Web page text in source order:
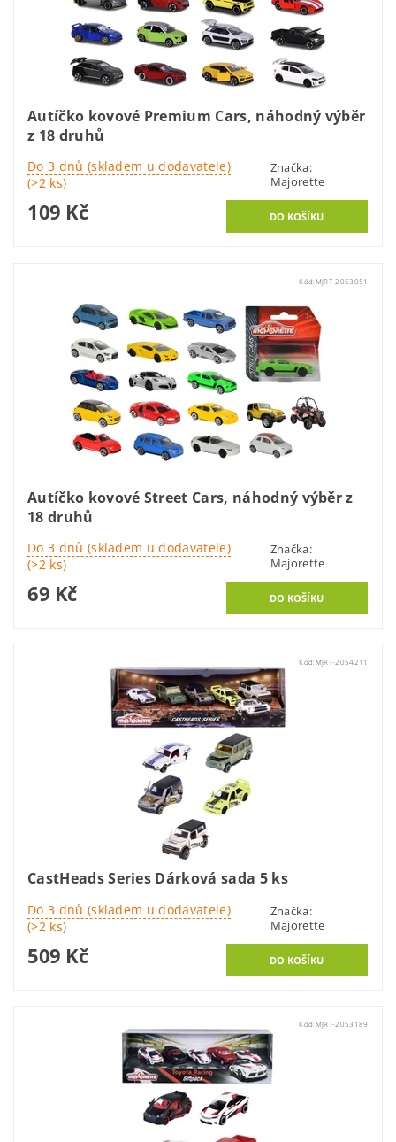
Autíčko kovové Premium Cars, náhodný výběr
z 18 druhů
Do 3 dnů (skladem u dodavatele)
(>2 ks)
Značka:
Majorette
109 Kč
Kód: MJRT-2053051
Autíčko kovové Street Cars, náhodný výběr z
18 druhů
Do 3 dnů (skladem u dodavatele)
(>2 ks)
Značka:
Majorette
69 Kč
Kód:MJRT-2054211
CastHeads Series Dárková sada 5 ks
Do 3 dnů (skladem u dodavatele)
(>2 ks)
Značka:
Majorette
509 Kč
Kód: MJRT-2053189